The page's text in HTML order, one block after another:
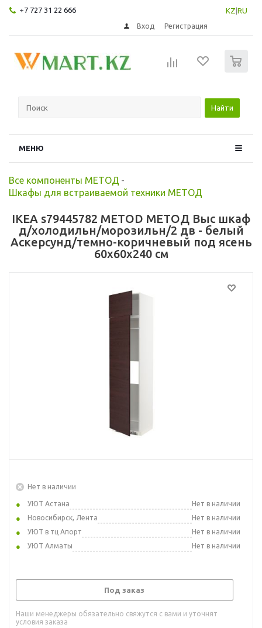
+7 727 31 22 666 KZ RU
Вход Регистрация
Найти
МЕНЮ
Все компоненты МЕТОД -
Шкафы для встраиваемой техники МЕТОД
IKEA s79445782 METOD МЕТОД Выс шкаф
д/холодильн/морозильн/2 дв - белый
Аскерсунд/темно-коричневый под ясень
60x60x240 см
Нет в наличии
УЮТ Астана
Нет в наличии
Новосибирск, Лента
Нет в наличии
УЮТ в тц Апорт
Нет в наличии
УЮТ Алматы
Нет в наличии
Под заказ
Наши менеджеры обязательно свяжутся с вами и уточнят
условия заказа